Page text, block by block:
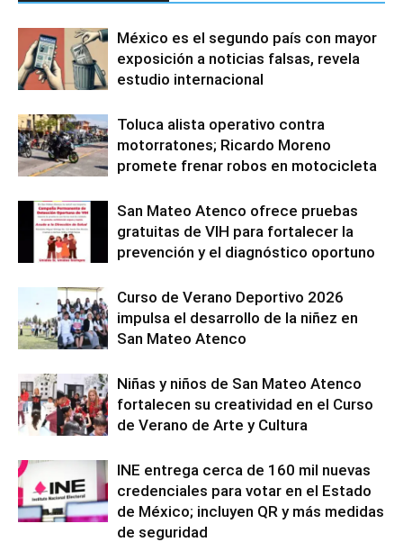
México es el segundo país con mayor
exposición a noticias falsas, revela
estudio internacional
Toluca alista operativo contra
motorratones; Ricardo Moreno
promete frenar robos en motocicleta
San Mateo Atenco ofrece pruebas
gratuitas de VIH para fortalecer la
prevención y el diagnóstico oportuno
Curso de Verano Deportivo 2026
impulsa el desarrollo de la niñez en
San Mateo Atenco
Niñas y niños de San Mateo Atenco
fortalecen su creatividad en el Curso
de Verano de Arte y Cultura
INE entrega cerca de 160 mil nuevas
credenciales para votar en el Estado
de México; incluyen QR y más medidas
de seguridad